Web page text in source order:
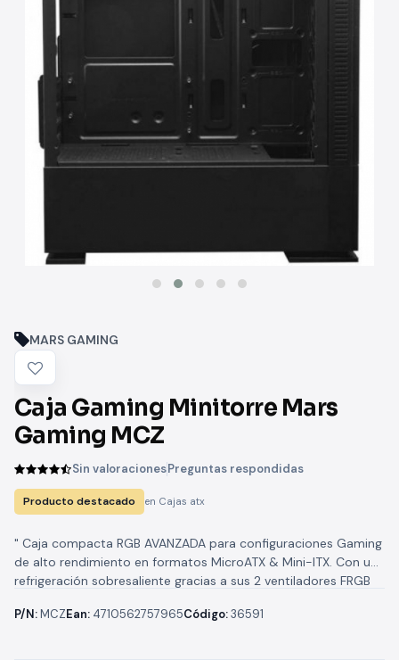
MARS GAMING
Caja Gaming Minitorre Mars
Gaming MCZ
Sin valoracionesPreguntas respondidas
Producto destacado en Cajas atx
" Caja compacta RGB AVANZADA para configuraciones Gaming
de alto rendimiento en formatos MicroATX & Mini-ITX. Con una
refrigeración sobresaliente gracias a sus 2 ventiladores FRGB
P/N:MCZEan: 4710562757965Código:36591